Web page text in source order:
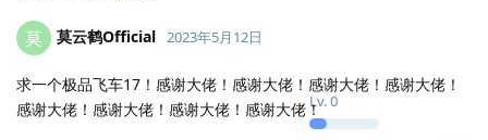
莫 莫云鹤Official
Lv.0
2023年5月12日
求一个极品飞车17！感谢大佬！感谢大佬！感谢大佬！感谢大佬！
感谢大佬！感谢大佬！感谢大佬！感谢大佬！